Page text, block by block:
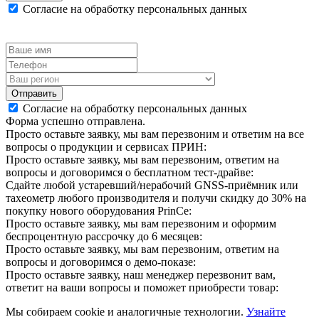
Согласие на обработку персональных данных
Отправить
Согласие на обработку персональных данных
Форма успешно отправлена.
Просто оставьте заявку, мы вам перезвоним и ответим на все
вопросы о продукции и сервисах ПРИН:
Просто оставьте заявку, мы вам перезвоним, ответим на
вопросы и договоримся о бесплатном тест-драйве:
Сдайте любой устаревший/нерабочий GNSS-приёмник или
тахеометр любого производителя и получи скидку до 30% на
покупку нового оборудования PrinCe:
Просто оставьте заявку, мы вам перезвоним и оформим
беспроцентную рассрочку до 6 месяцев:
Просто оставьте заявку, мы вам перезвоним, ответим на
вопросы и договоримся о демо-показе:
Просто оставьте заявку, наш менеджер перезвонит вам,
ответит на ваши вопросы и поможет приобрести товар:
Мы собираем cookie и аналогичные технологии. Узнайте